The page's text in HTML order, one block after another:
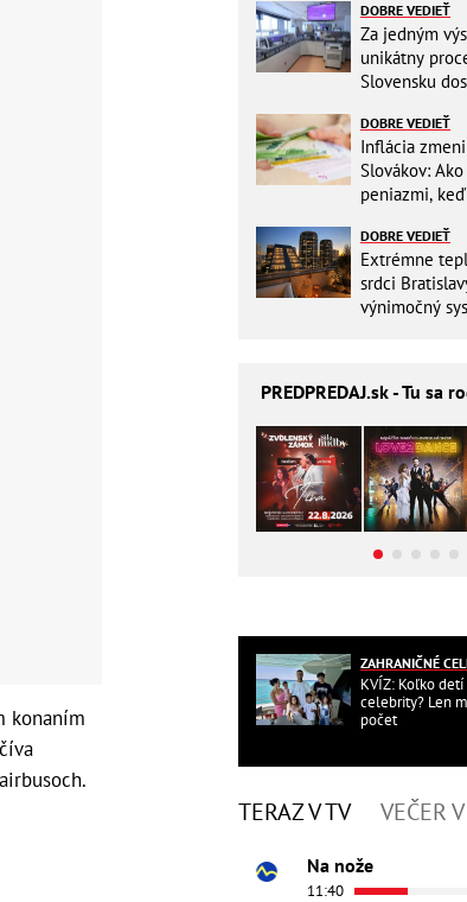
konaním
DOBRE VEDIEŤ
Za jedným
unikátny
Slovensku
DOBRE VEDIEŤ
Inflácia
Slovákov:
peniazmi,
DOBRE VEDIEŤ
Extrémne
srdci
výnimočný
PREDPREDAJ.sk - Tu sa
ZAHRANIČNÉ
KVÍZ: Koľko
celebrity? Len
počet
TERAZ V TV VEČER
Na nože
11:40